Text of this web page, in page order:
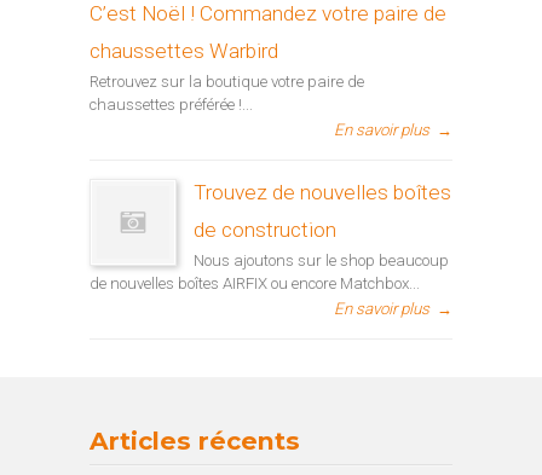
C’est Noël ! Commandez votre paire de
chaussettes Warbird
Retrouvez sur la boutique votre paire de
chaussettes préférée !...
En savoir plus →
Trouvez de nouvelles boîtes
de construction
Nous ajoutons sur le shop beaucoup
de nouvelles boîtes AIRFIX ou encore Matchbox...
En savoir plus →
Articles récents